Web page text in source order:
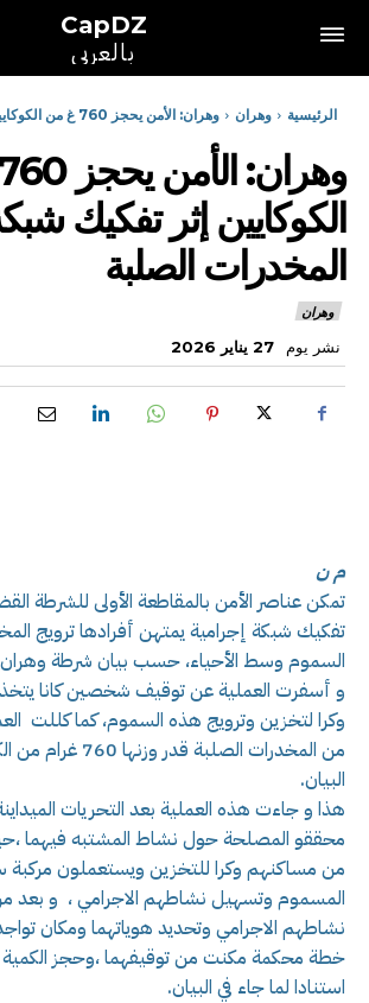
CapDZ
بالعربي
الرئيسية وهران
وهران: الأمن يحجز
الكوكايين إثر تفكيك
المخدرات الصلبة
وهران
نشر يوم 27 يناير 2026
م ن
تمكن عناصر الأمن بالمقاطعة الأولى للشرطة
تفكيك شبكة إجرامية يمتهن أفرادها ترويج
السموم وسط الأحياء، حسب بيان شرطة وهران
و أسفرت العملية عن توقيف شخصين كانا
وكرا لتخزين وترويج هذه السموم، كما كللت
من المخدرات الصلبة قدر
البيان.
هذا و جاءت هذه العملية بعد التحريات
محققو المصلحة حول نشاط المشتبه فيهما
من مساكنهم وكرا للتخزين ويستعملون
المسموم وتسهيل نشاطهم الاجرامي ، و بعد
نشاطهم الاجرامي وتحديد هوياتهما ومكان
خطة محكمة مكنت من توقيفهما ،وحجز الكمية
استنادا لما جاء في البيان.